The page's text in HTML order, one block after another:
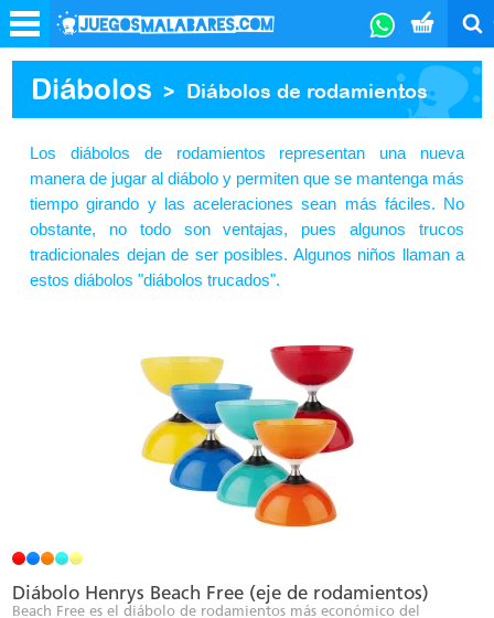
Diábolos > Diábolos de rodamientos
Los diábolos de rodamientos representan una nueva
manera de jugar al diábolo y permiten que se mantenga más
tiempo girando y las aceleraciones sean más fáciles. No
obstante, no todo son ventajas, pues algunos trucos
tradicionales dejan de ser posibles. Algunos niños llaman a
estos diábolos "diábolos trucados".
Diábolo Henrys Beach Free (eje de rodamientos)
Beach Free es el diábolo de rodamientos más económico del